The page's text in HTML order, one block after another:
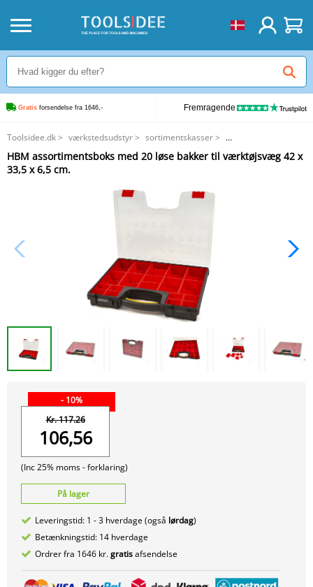
Gratis forsendelse fra 1646,- Fremragende
Toolsidee.dk> værkstedsudstyr> sortimentskasser>
HBM assortimentsboks med 20 løse bakker til værktøjsvæg 42 x 33,5 x 6,5
cm.
HBM assortimentsboks med 20 løse bakker til værktøjsvæg 42 x
33,5 x 6,5 cm.
- 10%
Kr. 117.26
106,56
(Inc 25% moms -forklaring)
På lager
Leveringstid: 1 - 3 hverdage (også lørdag)
Betænkningstid: 14 hverdage
Ordrer fra 1646 kr.gratisafsendelse